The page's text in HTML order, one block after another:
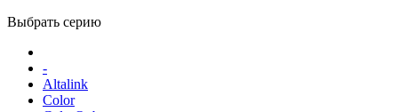
Выбрать серию
-
Altalink
Color